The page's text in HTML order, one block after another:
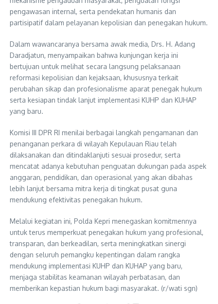
pengawasan internal, serta pendekatan humanis dan
partisipatif dalam pelayanan kepolisian dan penegakan hukum.
Dalam wawancaranya bersama awak media, Drs. H. Adang
Daradjatun, menyampaikan bahwa kunjungan kerja ini
bertujuan untuk melihat secara langsung pelaksanaan
reformasi kepolisian dan kejaksaan, khususnya terkait
perubahan sikap dan profesionalisme aparat penegak hukum
serta kesiapan tindak lanjut implementasi KUHP dan KUHAP
yang baru.
Komisi III DPR RI menilai berbagai langkah pengamanan dan
penanganan perkara di wilayah Kepulauan Riau telah
dilaksanakan dan ditindaklanjuti sesuai prosedur, serta
mencatat adanya kebutuhan penguatan dukungan pada aspek
anggaran, pendidikan, dan operasional yang akan dibahas
lebih lanjut bersama mitra kerja di tingkat pusat guna
mendukung efektivitas penegakan hukum.
Melalui kegiatan ini, Polda Kepri menegaskan komitmennya
untuk terus memperkuat penegakan hukum yang profesional,
transparan, dan berkeadilan, serta meningkatkan sinergi
dengan seluruh pemangku kepentingan dalam rangka
mendukung implementasi KUHP dan KUHAP yang baru,
menjaga stabilitas keamanan wilayah perbatasan, dan
memberikan kepastian hukum bagi masyarakat. (r/wati sgn)